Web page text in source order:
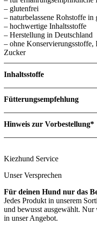
– glutenfrei
– naturbelassene Rohstoffe
– hochwertige Inhaltsstoffe
– Herstellung in Deutschland
– ohne
Zucker
Inhaltsstoffe
Menge
Fütterungsempfehlung
1-5kg
5-15kg
25-35kg
45kg +
Hinweis zur Vorbestellung*
Kiezhund Service
Unser Versprechen
Für deinen Hund nur das
Jedes Produkt in unserem
und bewusst ausgewählt.
in unser Angebot.